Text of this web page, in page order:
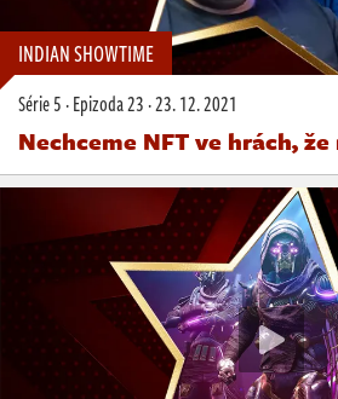
INDIAN SHOWTIME
Série 5·Epizoda 23·23. 12. 2021
Nechceme NFT ve hrách, že